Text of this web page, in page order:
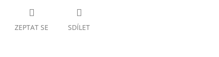
ZEPTAT SE SDÍLET